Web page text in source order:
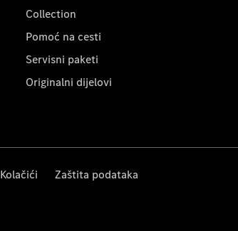
Collection
Pomoć na cesti
Servisni paketi
Originalni dijelovi
Kolačići Zaštita podataka